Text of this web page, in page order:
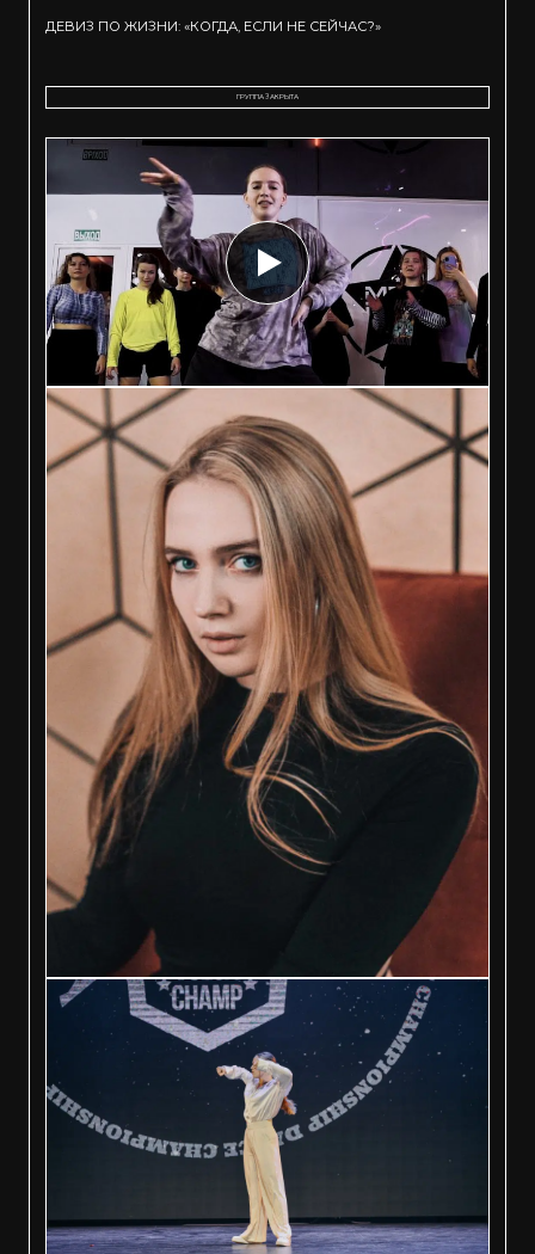
ДЕВИЗ ПО ЖИЗНИ: «КОГДА, ЕСЛИ НЕ СЕЙЧАС?»
ГРУППА ЗАКРЫТА